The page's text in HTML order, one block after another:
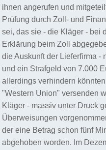
ihnen angerufen und
Prüfung durch Zoll- und
sei, das sie - die Kläger - bei
Erklärung beim Zoll
die Auskunft der Lieferfirma -
und ein Strafgeld von 7.000
allerdings verhindern
"Western Union" versenden
Kläger - massiv unter Druck
Überweisungen
der eine Betrag schon fünf
abgehoben worden. Im